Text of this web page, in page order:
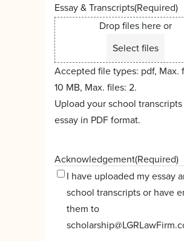
Essay & Transcripts(Required)
Drop files here or
Select files
Accepted file types: pdf, Max.
10 MB, Max. files: 2.
Upload your school transcripts
essay in PDF format.
Acknowledgement(Required)
I have uploaded my essay
school transcripts or have
them to